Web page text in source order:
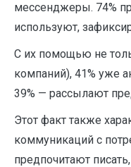
мессенджеры. 74%
используют,
С их помощью не
компаний), 41% уже
39% — рассылают
Этот факт также
коммуникаций с
предпочитают